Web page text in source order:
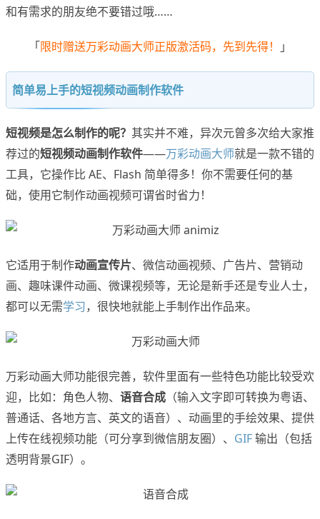
和有需求的朋友绝不要错过哦……
「限时赠送万彩动画大师正版激活码，先到先得！ 」
简单易上手的短视频动画制作软件
短视频是怎么制作的呢？ 其实并不难，异次元曾多次给大家推
荐过的短视频动画制作软件——万彩动画大师就是一款不错的
工具，它操作比 AE、Flash 简单得多！你不需要任何的基
础，使用它制作动画视频可谓省时省力！
它适用于制作动画宣传片、微信动画视频、广告片、营销动
画、趣味课件动画、微课视频等，无论是新手还是专业人士，
都可以无需学习，很快地就能上手制作出作品来。
万彩动画大师功能很完善，软件里面有一些特色功能比较受欢
迎，比如：角色人物、 语音合成 （输入文字即可转换为粤语、
普通话、各地方言、英文的语音）、动画里的手绘效果、提供
上传在线视频功能（可分享到微信朋友圈）、 GIF输出（包括
透明背景GIF）。